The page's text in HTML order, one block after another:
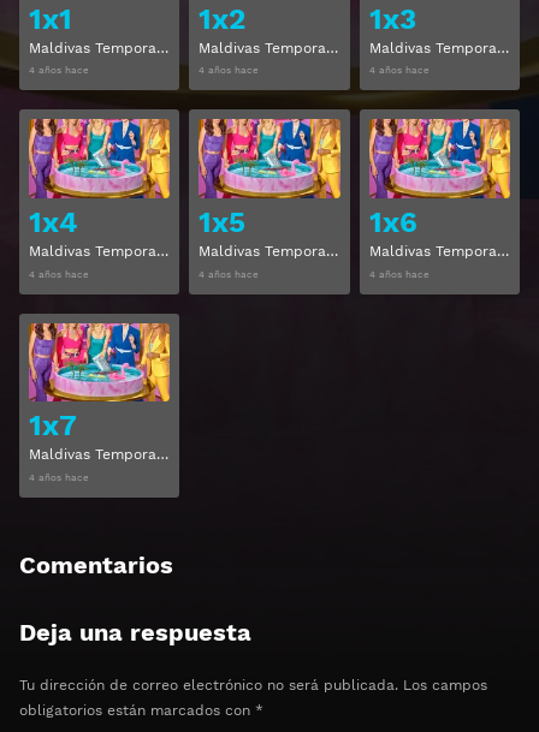
1x1
Maldivas Temporada 1 Capitulo 1
4 años hace
1x2
Maldivas Temporada 1 Capitulo 2
4 años hace
1x3
Maldivas Temporada 1 Capitulo 3
4 años hace
1x4
Maldivas Temporada 1 Capitulo 4
4 años hace
Ver
1x5
Maldivas Temporada 1 Capitulo 5
4 años hace
Ver
1x6
Maldivas Temporada 1 Capitulo 6
4 años hace
1x7
Maldivas Temporada 1 Capitulo 7
4 años hace
Comentarios
Deja una respuesta
Tu dirección de correo electrónico no será publicada. Los campos
obligatorios están marcados con *